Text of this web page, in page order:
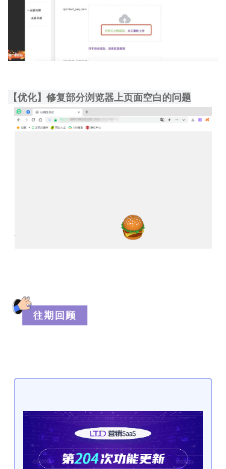
【优化】修复部分浏览器上页面空白的问题
往期 回 顾